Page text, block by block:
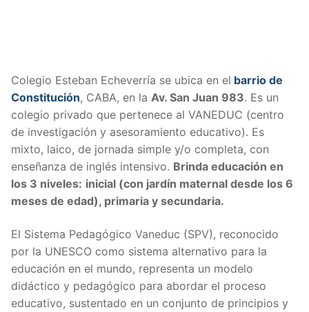
Colegio Esteban Echeverría se ubica en el barrio de
Constitución, CABA, en la Av. San Juan 983. Es un
colegio privado que pertenece al VANEDUC (centro
de investigación y asesoramiento educativo). Es
mixto, laico, de jornada simple y/o completa, con
enseñanza de inglés intensivo. Brinda educación en
los 3 niveles: inicial (con jardín maternal desde los 6
meses de edad), primaria y secundaria.
El Sistema Pedagógico Vaneduc (SPV), reconocido
por la UNESCO como sistema alternativo para la
educación en el mundo, representa un modelo
didáctico y pedagógico para abordar el proceso
educativo, sustentado en un conjunto de principios y